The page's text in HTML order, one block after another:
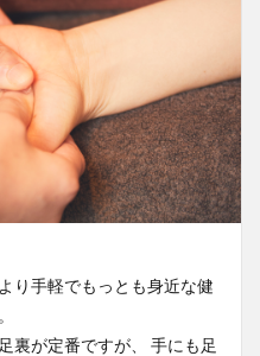
り手軽でもっとも身近な健
裏が定番ですが、 手にも足